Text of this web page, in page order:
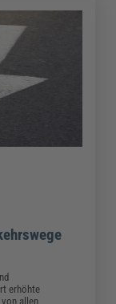
erhöhte
allen